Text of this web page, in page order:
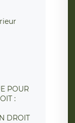
POUR
:
DROIT